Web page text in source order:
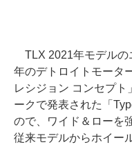
TLX 2021年モデルの
年のデトロイトモータ
レシジョン コンセプト
ークで発表された「
ので、ワイド＆ローを
従来モデルからホイー